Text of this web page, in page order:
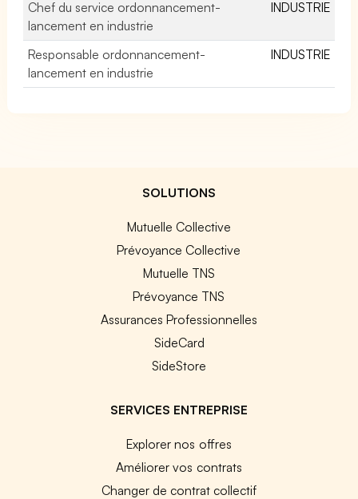
Chef du service ordonnancement-
lancement en industrie
INDUSTRIE
Responsable ordonnancement-
lancement en industrie
INDUSTRIE
SOLUTIONS
Mutuelle Collective
Prévoyance Collective
Mutuelle TNS
Prévoyance TNS
Assurances Professionnelles
SideCard
SideStore
SERVICES ENTREPRISE
Explorer nos offres
Améliorer vos contrats
Changer de contrat collectif